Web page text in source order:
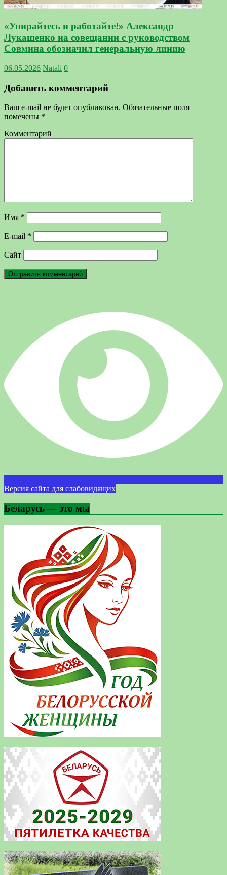
«Упирайтесь и работайте!» Александр
Лукашенко на совещании с руководством
Совмина обозначил генеральную линию
06.05.2026 Natali 0
Добавить комментарий
Ваш e-mail не будет опубликован. Обязательные поля
помечены *
Комментарий
Имя *
E-mail *
Сайт
Версия сайта для слабовидящих
Беларусь — это мы